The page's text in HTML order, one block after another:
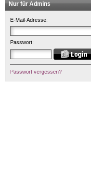
Nur für Admins
E-Mail-Adresse:
Passwort:
Passwort vergessen?